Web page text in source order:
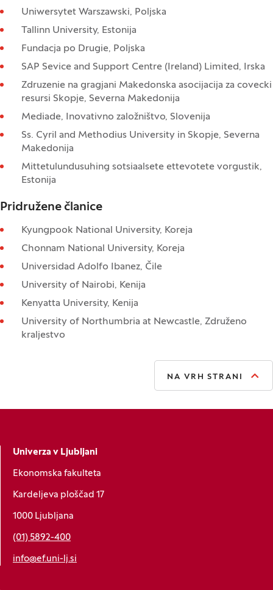
Uniwersytet Warszawski, Poljska
Tallinn University, Estonija
Fundacja po Drugie, Poljska
SAP Sevice and Support Centre (Ireland) Limited, Irska
Zdruzenie na gragjani Makedonska asocijacija za covecki
resursi Skopje, Severna Makedonija
Mediade, Inovativno založništvo, Slovenija
Ss. Cyril and Methodius University in Skopje, Severna
Makedonija
Mittetulundusuhing sotsiaalsete ettevotete vorgustik,
Estonija
Pridružene članice
Kyungpook National University, Koreja
Chonnam National University, Koreja
Universidad Adolfo Ibanez, Čile
University of Nairobi, Kenija
Kenyatta University, Kenija
University of Northumbria at Newcastle, Združeno
kraljestvo
NA VRH STRANI
Univerza v Ljubljani
Ekonomska fakulteta
Kardeljeva ploščad 17
1000 Ljubljana
(01) 5892-400
info@ef.uni-lj.si